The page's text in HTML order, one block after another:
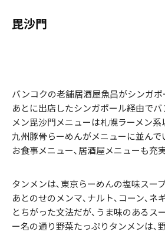
毘沙門
バンコクの老舗居酒屋魚昌がシンガ
あとに出店したシンガポール経由で
メン毘沙門メニューは札幌ラーメン系
九州豚骨らーめんがメニューに並んで
お食事メニュー､居酒屋メニューも充
タンメンは､東京らーめんの塩味スー
あとのせのメンマ､ナルト､コーン､ネ
とちがった文法だが､うま味のあるス
ー名の通り野菜たっぷりタンメンは､